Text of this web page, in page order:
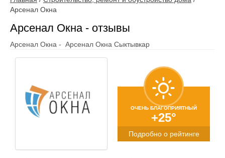
Арсенал Окна
Арсенал Окна - отзывы
Арсенал Окна - Арсенал Окна Сыктывкар
ОЧЕНЬ БЛАГОПРИЯТНЫЙ
+25°
Подробно о рейтинге